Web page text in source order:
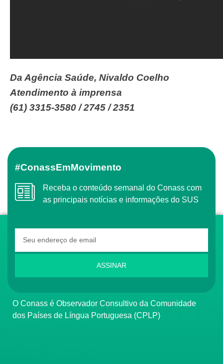
Da Agência Saúde, Nivaldo Coelho
Atendimento à imprensa
(61) 3315-3580 / 2745 / 2351
#ConassEmMovimento
Receba o conteúdo semanal do Conass com
as principais notícias e informações do SUS
ASSINAR
O Conass é Observador Consultivo da Comunidade
dos Países de Língua Portuguesa (CPLP)